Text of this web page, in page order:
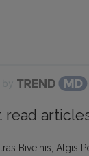
read
Biveinis, Algis